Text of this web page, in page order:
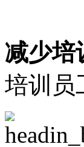
减少培
培训员